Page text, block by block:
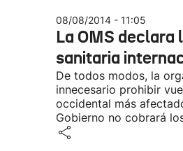
08/08/2014 - 11:05
La OMS declara
sanitaria
De todos modos, la
innecesario prohibir
occidental más
Gobierno no cobrará